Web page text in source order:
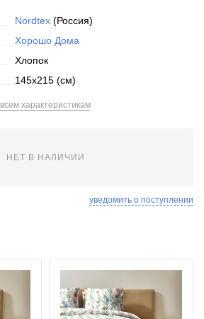
Nordtex(Россия)
Хорошо Дома
Хлопок
145x215 (см)
всем характеристикам
НЕТ В НАЛИЧИИ
уведомить о поступлении